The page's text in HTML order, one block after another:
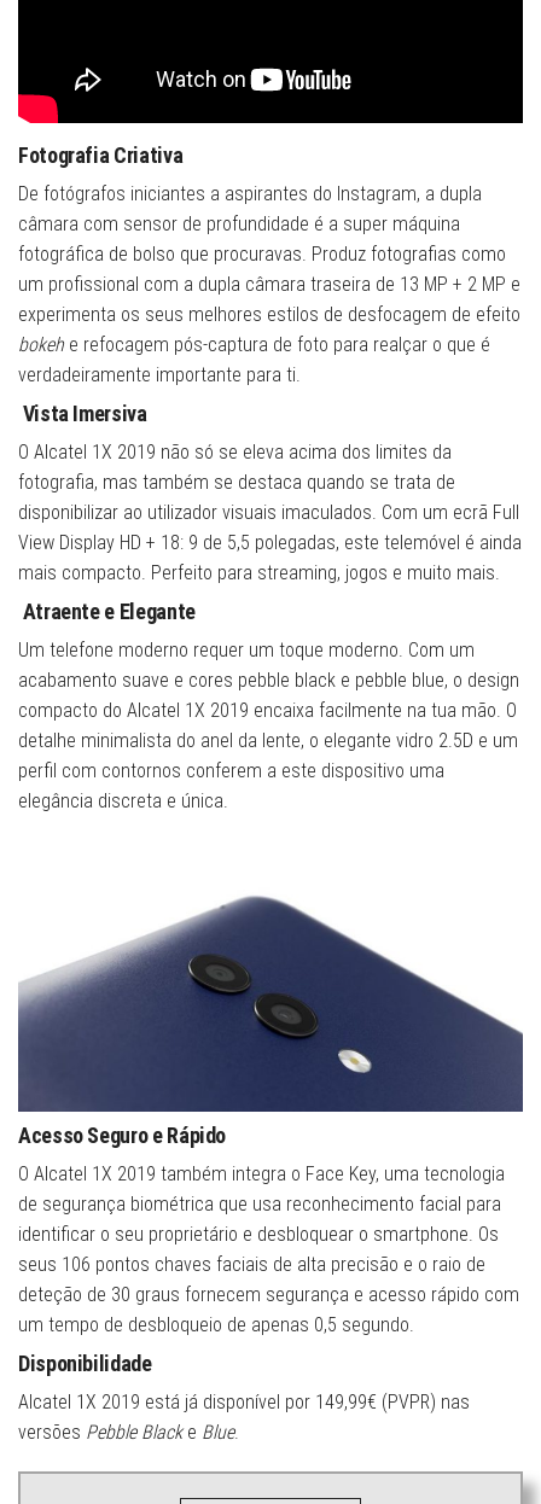
Fotografia Criativa
De fotógrafos iniciantes a aspirantes do Instagram, a dupla
câmara com sensor de profundidade é a super máquina
fotográfica de bolso que procuravas. Produz fotografias como
um profissional com a dupla câmara traseira de 13 MP + 2 MP e
experimenta os seus melhores estilos de desfocagem de efeito
bokeh e refocagem pós-captura de foto para realçar o que é
verdadeiramente importante para ti.
Vista Imersiva
O Alcatel 1X 2019 não só se eleva acima dos limites da
fotografia, mas também se destaca quando se trata de
disponibilizar ao utilizador visuais imaculados. Com um ecrã Full
View Display HD + 18: 9 de 5,5 polegadas, este telemóvel é ainda
mais compacto. Perfeito para streaming, jogos e muito mais.
Atraente e Elegante
Um telefone moderno requer um toque moderno. Com um
acabamento suave e cores pebble black e pebble blue, o design
compacto do Alcatel 1X 2019 encaixa facilmente na tua mão. O
detalhe minimalista do anel da lente, o elegante vidro 2.5D e um
perfil com contornos conferem a este dispositivo uma
elegância discreta e única.
Acesso Seguro e Rápido
O Alcatel 1X 2019 também integra o Face Key, uma tecnologia
de segurança biométrica que usa reconhecimento facial para
identificar o seu proprietário e desbloquear o smartphone. Os
seus 106 pontos chaves faciais de alta precisão e o raio de
deteção de 30 graus fornecem segurança e acesso rápido com
um tempo de desbloqueio de apenas 0,5 segundo.
Disponibilidade
Alcatel 1X 2019 está já disponível por 149,99€ (PVPR) nas
versões Pebble Blacke Blue.